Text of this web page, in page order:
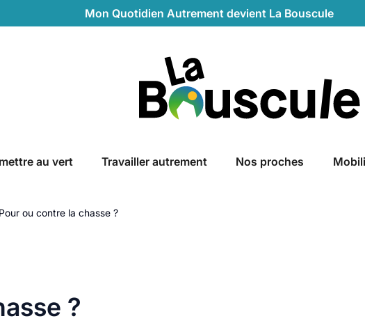
Mon Quotidien Autrement devient La Bouscule
au vert Travailler autrement Nos proches
Pour ou contre la chasse ?
?